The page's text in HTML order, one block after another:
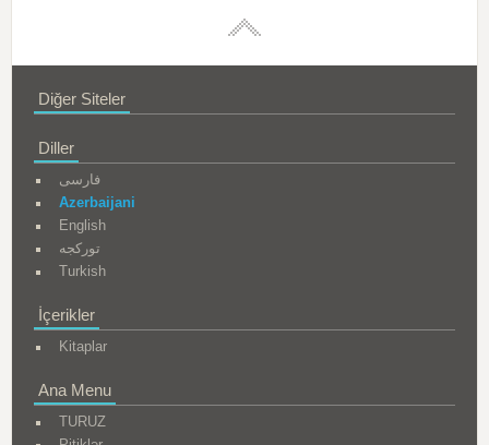
Diğer Siteler
Diller
فارسی
Azerbaijani
English
تورکجه
Turkish
İçerikler
Kitaplar
Ana Menu
TURUZ